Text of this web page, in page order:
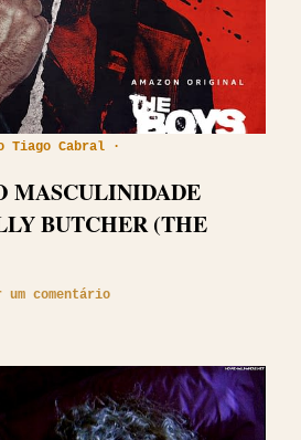
Tiago Cabral
MASCULINIDADE
BUTCHER (THE
um comentário